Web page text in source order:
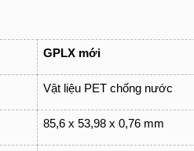
GPLX mới
Vật liệu PET chống nước
85,6 x 53,98 x 0,76 mm